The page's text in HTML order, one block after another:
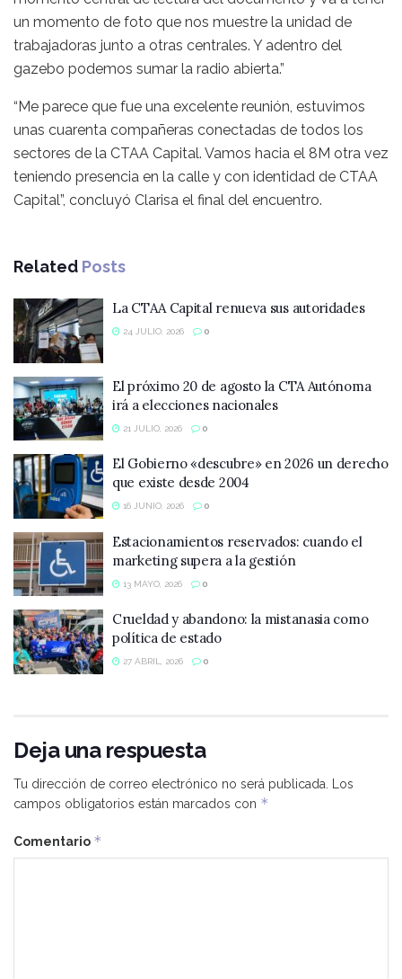
un momento de foto que nos muestre la unidad de
trabajadoras junto a otras centrales. Y adentro del
gazebo podemos sumar la radio abierta.”
“Me parece que fue una excelente reunión, estuvimos
unas cuarenta compañeras conectadas de todos los
sectores de la CTAA Capital. Vamos hacia el 8M otra vez
teniendo presencia en la calle y con identidad de CTAA
Capital”, concluyó Clarisa el final del encuentro.
Related Posts
La CTAA Capital renueva sus autoridades
24 JULIO, 2026 0
El próximo 20 de agosto la CTA Autónoma
irá a elecciones nacionales
21 JULIO, 2026 0
El Gobierno «descubre» en 2026 un derecho
que existe desde 2004
16 JUNIO, 2026 0
Estacionamientos reservados: cuando el
marketing supera a la gestión
13 MAYO, 2026 0
Crueldad y abandono: la mistanasia como
política de estado
27 ABRIL, 2026 0
Deja una respuesta
Tu dirección de correo electrónico no será publicada.
Los
campos obligatorios están marcados con *
Comentario *